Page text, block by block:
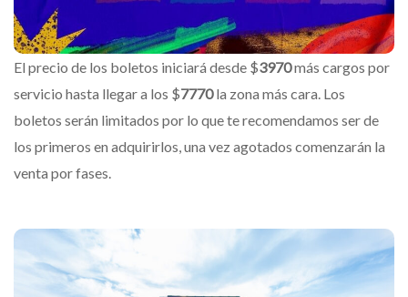
El precio de los boletos iniciará desde $3970más cargos por
servicio hasta llegar a los $7770la zona más cara. Los
boletos serán limitados por lo que te recomendamos ser de
los primeros en adquirirlos, una vez agotados comenzarán la
venta por fases.